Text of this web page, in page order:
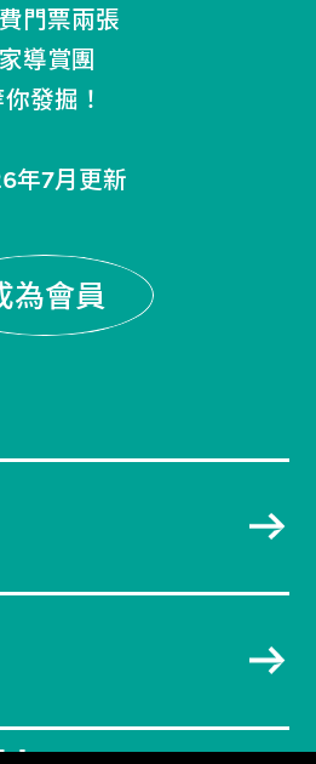
門票兩張
導賞團
發掘！
年7月更新
為會員